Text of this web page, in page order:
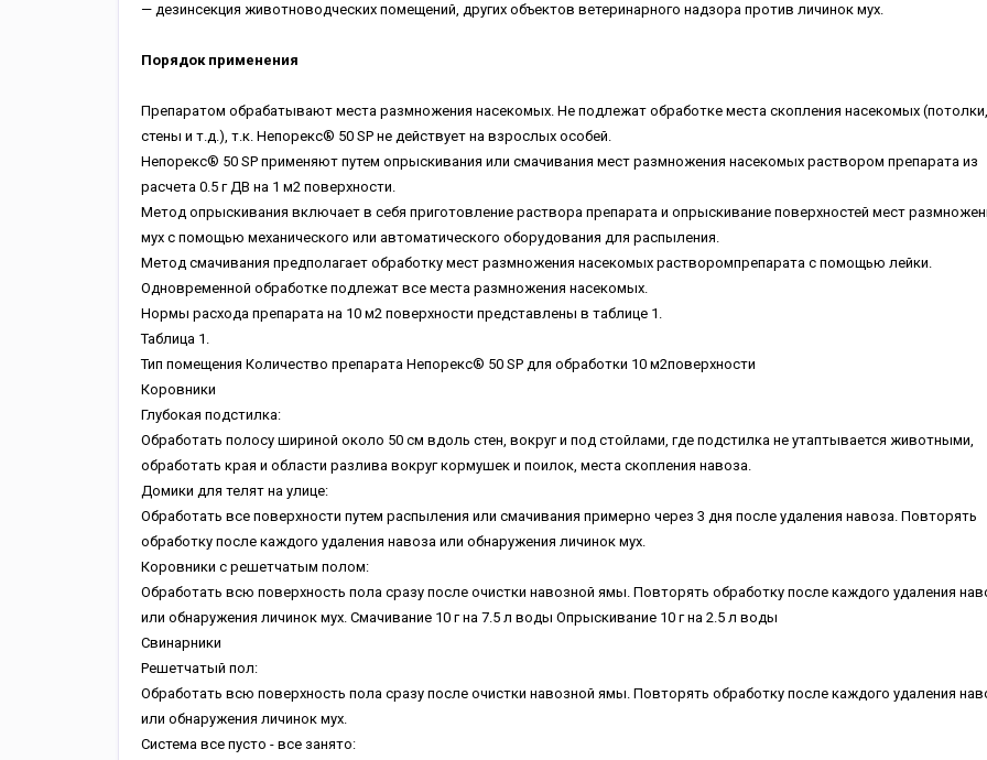
— дезинсекция животноводческих помещений, других объектов ветеринарного надзора против личинок мух.
Порядок применения
Препаратом обрабатывают места размножения насекомых. Не подлежат обработке места скопления насекомых (потолки,
стены и т.д.), т.к. Непорекс® 50 SP не действует на взрослых особей.
Непорекс® 50 SP применяют путем опрыскивания или смачивания мест размножения насекомых раствором препарата из
расчета 0.5 г ДВ на 1 м2 поверхности.
Метод опрыскивания включает в себя приготовление раствора препарата и опрыскивание поверхностей мест
мух с помощью механического или автоматического оборудования для распыления.
Метод смачивания предполагает обработку мест размножения насекомых растворомпрепарата с помощью лейки.
Одновременной обработке подлежат все места размножения насекомых.
Нормы расхода препарата на 10 м2 поверхности представлены в таблице 1.
Таблица 1.
Тип помещения Количество препарата Непорекс® 50 SP для обработки 10 м2поверхности
Коровники
Глубокая подстилка:
Обработать полосу шириной около 50 см вдоль стен, вокруг и под стойлами, где подстилка не утаптывается животными,
обработать края и области разлива вокруг кормушек и поилок, места скопления навоза.
Домики для телят на улице:
Обработать все поверхности путем распыления или смачивания примерно через 3 дня после удаления навоза. Повторять
обработку после каждого удаления навоза или обнаружения личинок мух.
Коровники с решетчатым полом:
Обработать всю поверхность пола сразу после очистки навозной ямы. Повторять обработку после каждого удаления
или обнаружения личинок мух. Смачивание 10 г на 7.5 л воды Опрыскивание 10 г на 2.5 л воды
Свинарники
Решетчатый пол:
Обработать всю поверхность пола сразу после очистки навозной ямы. Повторять обработку после каждого удаления
или обнаружения личинок мух.
Система все пусто - все занято: